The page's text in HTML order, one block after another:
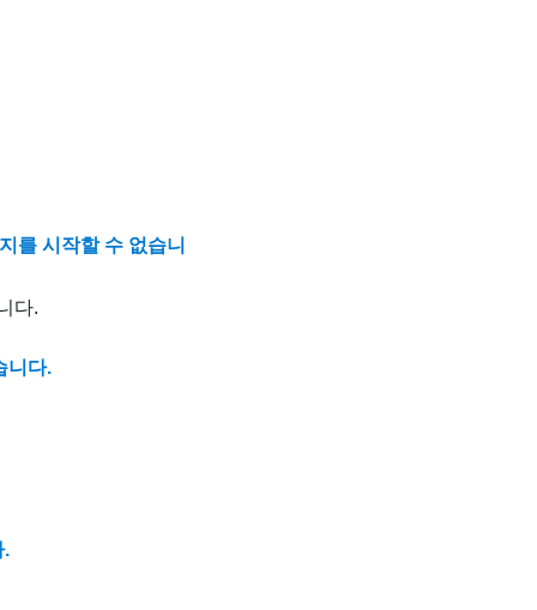
를 시작할 수 없습니
다.
니다.
.